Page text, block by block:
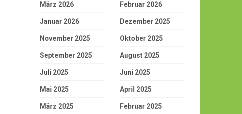
März 2026 Februar 2026
Januar 2026 Dezember 2025
November 2025 Oktober 2025
September 2025 August 2025
Juli 2025 Juni 2025
Mai 2025 April 2025
März 2025 Februar 2025